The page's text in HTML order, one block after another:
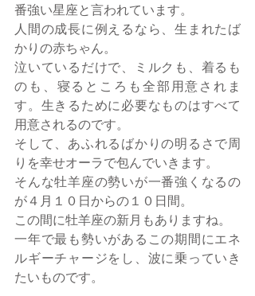
番強い星座と言われています。
人間の成長に例えるなら、生まれたば
かりの赤ちゃん。
泣いているだけで、ミルクも、着るも
のも、寝るところも全部用意されま
す。生きるために必要なものはすべて
用意されるのです。
そして、あふれるばかりの明るさで周
りを幸せオーラで包んでいきます。
そんな牡羊座の勢いが一番強くなるの
が４月１０日からの１０日間。
この間に牡羊座の新月もありますね。
一年で最も勢いがあるこの期間にエネ
ルギーチャージをし、波に乗っていき
たいものです。